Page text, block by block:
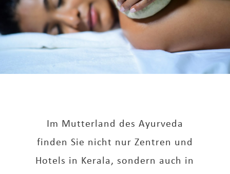
Im Mutterland des Ayurveda
finden Sie nicht nur Zentren und
Hotels in Kerala, sondern auch in